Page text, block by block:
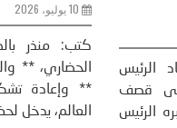
10 يوليو، 2026
كتب: منذر
الحضاري، **
** وإعادة
العالم، يدخل
الرئيس
إلى قصف
الرئيس